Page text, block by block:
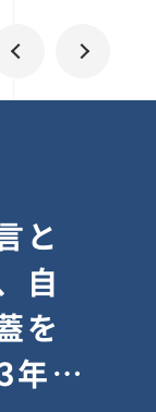
ン
切
真